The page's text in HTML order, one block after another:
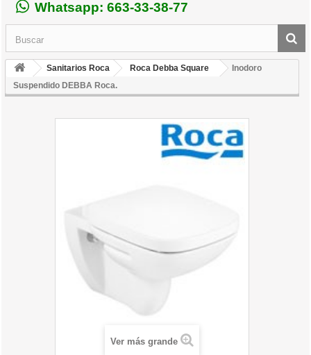
Whatsapp: 663-33-38-77
Sanitarios Roca Roca Debba Square
Inodoro
Suspendido DEBBA Roca.
Ver más grande